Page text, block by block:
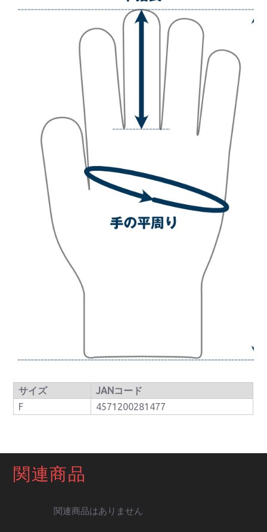
サイズ
JANコード
F
4571200281477
関連商品
関連商品はありません